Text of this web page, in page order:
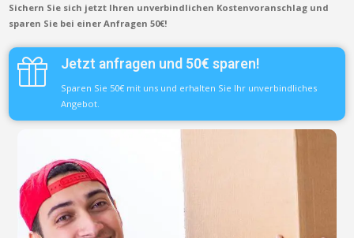
Sichern Sie sich jetzt Ihren unverbindlichen Kostenvoranschlag und
sparen Sie bei einer Anfragen 50€!
Jetzt anfragen und 50€ sparen!
Sparen Sie 50€ mit uns und erhalten Sie Ihr unverbindliches
Angebot.